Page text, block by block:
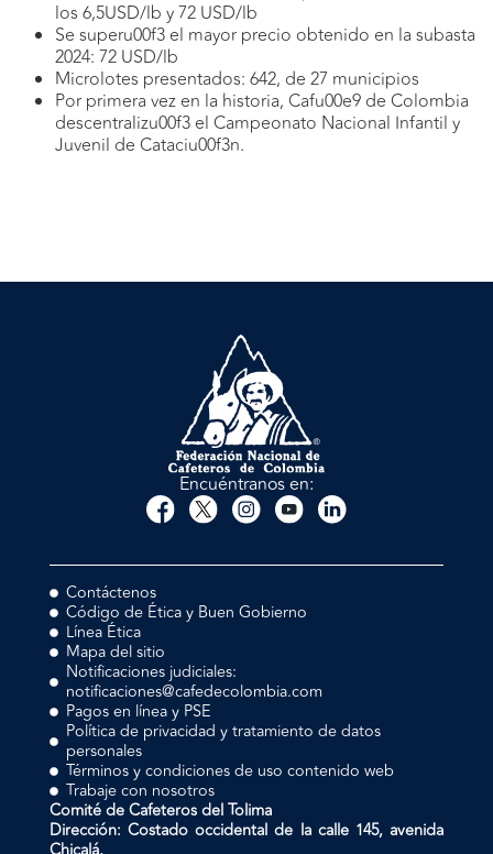
los 6,5USD/lb y 72 USD/lb
Se superu00f3 el mayor precio obtenido en la subasta
2024: 72 USD/lb
Microlotes presentados: 642, de 27 municipios
Por primera vez en la historia, Cafu00e9 de Colombia
descentralizu00f3 el Campeonato Nacional Infantil y
Juvenil de Cataciu00f3n.
Encuéntranos en:
Contáctenos
Código de Ética y Buen Gobierno
Línea Ética
Mapa del sitio
Notificaciones judiciales:
notificaciones@cafedecolombia.com
Pagos en línea y PSE
Política de privacidad y tratamiento de datos
personales
Términos y condiciones de uso contenido web
Trabaje con nosotros
Comité de Cafeteros del Tolima
Dirección: Costado occidental de la calle 145, avenida